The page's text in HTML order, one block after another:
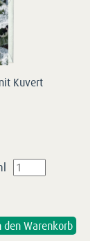
Kuvert